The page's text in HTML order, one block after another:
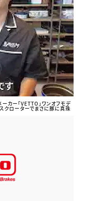
カー「VETTO」ワンオフモデ
クローターでまさに豚に真珠